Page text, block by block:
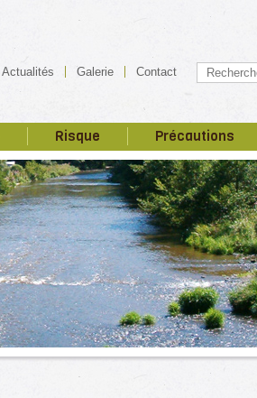
Actualités Galerie Contact
Risque Précautions